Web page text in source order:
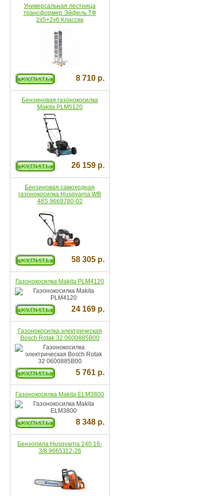
Универсальная лестница
трансформер Эйфель ТФ
2х5+2х6 Классик
8 710 р.
Бензиновая газонокосилка
Makita PLM5120
26 159 р.
Бензиновая самоходная
газонокосилка Husqvarna WB
48S 9669780-02
58 305 р.
Газонокосилка Makita PLM4120
24 169 р.
Газонокосилка электрическая
Bosch Rotak 32 0600885B00
5 761 р.
Газонокосилка Makita ELM3800
8 348 р.
Бензопила Husqvarna 240 16-
3/8 9665112-26